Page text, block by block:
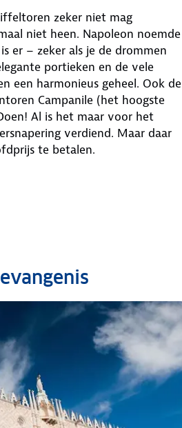
zeker niet mag
niet heen. Napoleon noemde
er – zeker als je de drommen
portieken en de vele
een harmonieus geheel. Ook de
Campanile (het hoogste
Al is het maar voor het
verdiend. Maar daar
te betalen.